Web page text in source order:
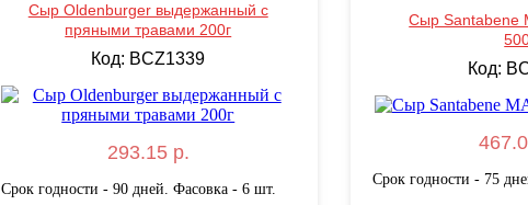
Сыр Oldenburger выдержанный с
пряными травами 200г
Код: BCZ1339
293.15 р.
Срок годности - 90 дней. Фасовка - 6 шт.
Сыр Santabene
Код:
Срок годности - 75